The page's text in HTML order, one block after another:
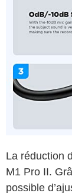
La réduction
M1 Pro II.
possible